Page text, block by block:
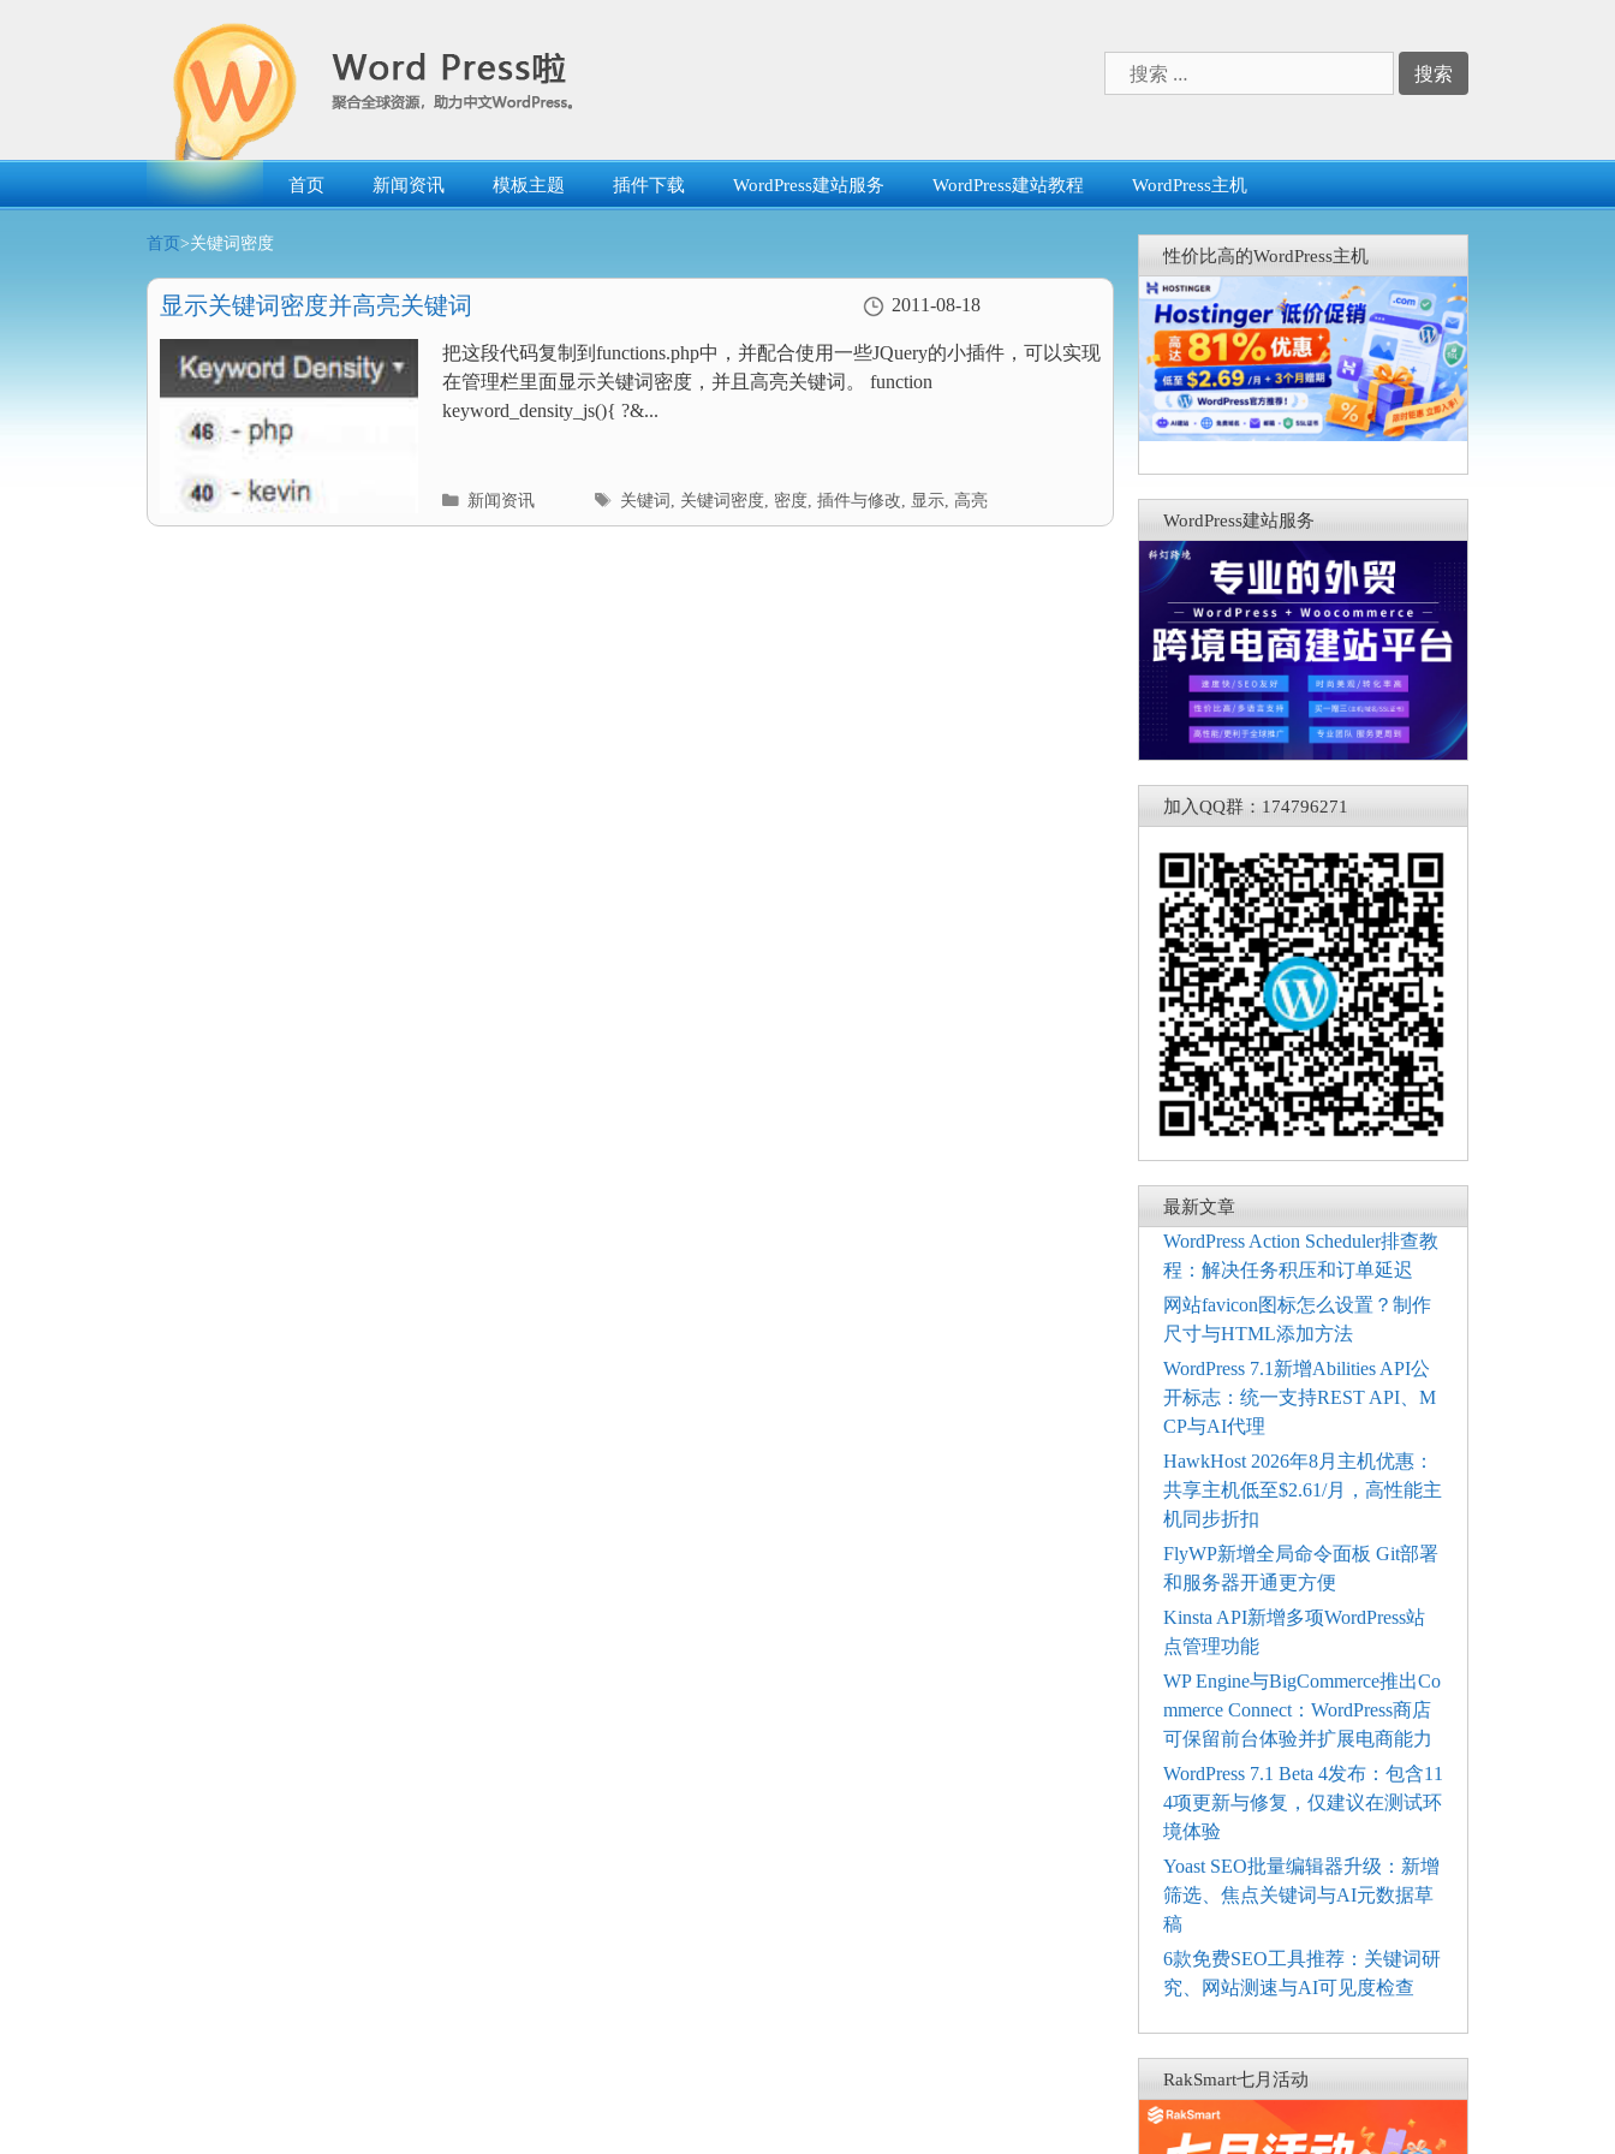
索：
首页 新闻资讯 模板主题 插件下载 WordPress建站服务 WordPress建站教程 WordPress主机
首页 >关键词密度
显示关键词密度并高亮关键词 2011-08-18
把这段代码复制到functions.php中，并配合使用一些JQuery的小插件，可以实现
在管理栏里面显示关键词密度，并且高亮关键词。 function
keyword_density_js(){ ?&...
分
类
新闻资讯
标
签
关键词 , 关键词密度, 密度,插件与修改, 显示, 高亮
性价比高的WordPress主机
WordPress建站服务
加入QQ群：174796271
最新文章
WordPress Action Scheduler排查教
程：解决任务积压和订单延迟
网站favicon图标怎么设置？制作
尺寸与HTML添加方法
WordPress 7.1新增Abilities API公
开标志：统一支持REST API、M
CP与AI代理
HawkHost 2026年8月主机优惠：
共享主机低至$2.61/月，高性能主
机同步折扣
FlyWP新增全局命令面板 Git部署
和服务器开通更方便
Kinsta API新增多项WordPress站
点管理功能
WP Engine与BigCommerce推出Co
mmerce Connect：WordPress商店
可保留前台体验并扩展电商能力
WordPress 7.1 Beta 4发布：包含11
4项更新与修复，仅建议在测试环
境体验
Yoast SEO批量编辑器升级：新增
筛选、焦点关键词与AI元数据草
稿
6款免费SEO工具推荐：关键词研
究、网站测速与AI可见度检查
RakSmart七月活动